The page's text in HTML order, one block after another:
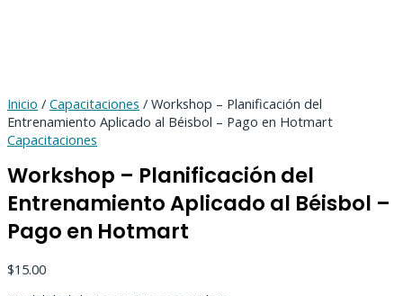
Inicio / Capacitaciones / Workshop – Planificación del
Entrenamiento Aplicado al Béisbol – Pago en Hotmart
Capacitaciones
Workshop – Planificación del
Entrenamiento Aplicado al Béisbol –
Pago en Hotmart
$15.00